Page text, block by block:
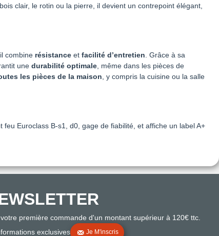
clair, le rotin ou la pierre, il devient un contrepoint élégant,
combine résistance et facilité d’entretien. Grâce à sa
une durabilité optimale, même dans les pièces de
les pièces de la maison, y compris la cuisine ou la salle
Euroclass B-s1, d0, gage de fiabilité, et affiche un label A+
première commande d'un montant supérieur à 120€ ttc.
exclusives
Je M'inscris